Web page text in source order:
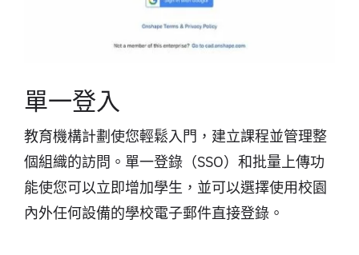
單一登入
教育機構計劃使您輕鬆入門，建立課程並管理整
個組織的訪問。單一登錄（SSO）和批量上傳功
能使您可以立即增加學生，並可以選擇使用校園
內外任何設備的學校電子郵件直接登錄。